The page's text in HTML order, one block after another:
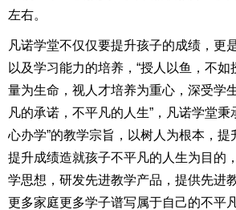
左右。
凡诺学堂不仅仅要提升孩子的成绩，更
以及学习能力的培养，“授人以鱼，不如
量为生命，视人才培养为重心，深受学
凡的承诺，不平凡的人生”，凡诺学堂秉
心办学”的教学宗旨，以树人为根本，提
提升成绩造就孩子不平凡的人生为目的
学思想，研发先进教学产品，提供先进
更多家庭更多学子谱写属于自己的不平